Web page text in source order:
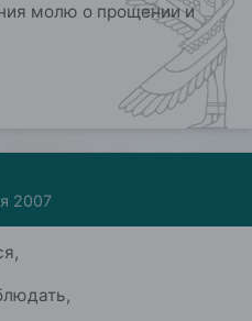
молю о прощении и
2007